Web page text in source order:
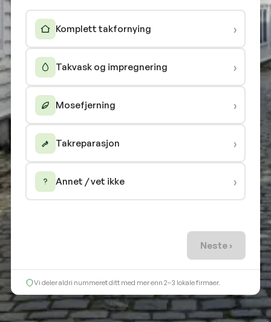
Komplett takfornying ›
Takvask og impregnering ›
Mosefjerning ›
Takreparasjon ›
Annet / vet ikke ›
Neste ›
Vi deler aldri nummeret ditt med mer enn 2–3 lokale firmaer.